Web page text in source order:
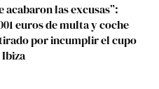
acabaron las excusas”:
euros de multa y coche
por incumplir el cupo
Ibiza